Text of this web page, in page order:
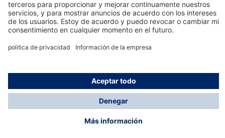
Ayuda
Información
© Dräger Hispania S.A.U., 2024
*Todos los precios no incluyen IVA y posibles gastos
de envío, salvo que indique lo contrario